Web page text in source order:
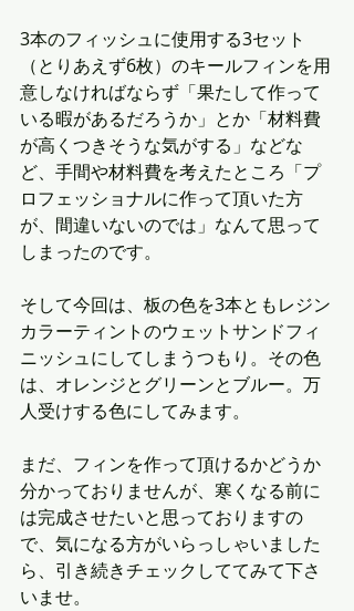
3本のフィッシュに使用する3セット
（とりあえず6枚）のキールフィンを用
意しなければならず「果たして作って
いる暇があるだろうか」とか「材料費
が高くつきそうな気がする」などな
ど、手間や材料費を考えたところ「プ
ロフェッショナルに作って頂いた方
が、間違いないのでは」なんて思って
しまったのです。
そして今回は、板の色を3本ともレジン
カラーティントのウェットサンドフィ
ニッシュにしてしまうつもり。その色
は、オレンジとグリーンとブルー。万
人受けする色にしてみます。
まだ、フィンを作って頂けるかどうか
分かっておりませんが、寒くなる前に
は完成させたいと思っておりますの
で、気になる方がいらっしゃいました
ら、引き続きチェックしててみて下さ
いませ。